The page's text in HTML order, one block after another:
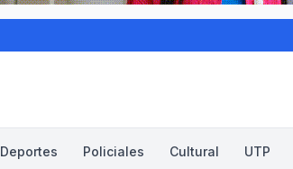
Deportes Policiales Cultural UTP